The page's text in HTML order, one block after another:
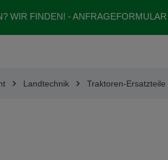
WIR FINDEN! - ANFRAGEFORMULAR
Landtechnik Traktoren-Ersatzteile